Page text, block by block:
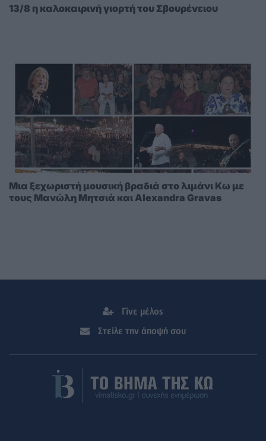
13/8 η καλοκαιρινή γιορτή του Σβουρένειου
Μια ξεχωριστή μουσική βραδιά στο λιμάνι Κω με
τους Μανώλη Μητσιά και Alexandra Gravas
Γίνε μέλος
Στείλε την άποψή σου